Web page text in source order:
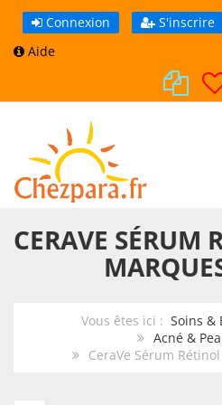
Connexion S'inscrire
Aide
CERAVE SÉRUM
Vous êtes ici : Soins &
Acné &
CeraVe Sérum